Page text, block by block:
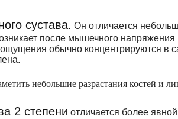
сустава. Он отличается
после мышечного напряжения
обычно концентрируются в
небольшие разрастания костей и
2 степени отличается более